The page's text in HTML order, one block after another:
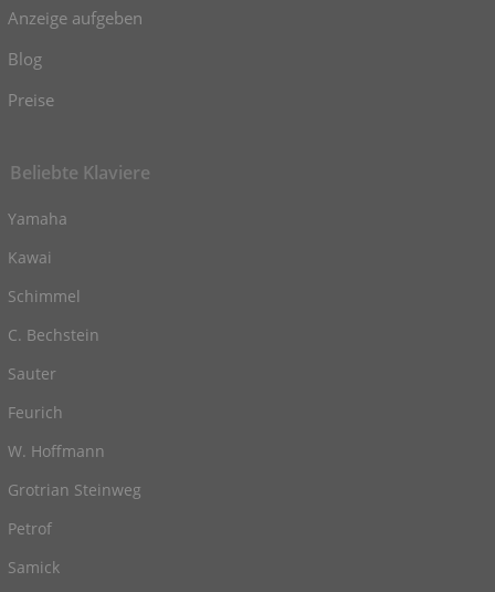
Anzeige aufgeben
Blog
Preise
Beliebte Klaviere
Yamaha
Kawai
Schimmel
C. Bechstein
Sauter
Feurich
W. Hoffmann
Grotrian Steinweg
Petrof
Samick